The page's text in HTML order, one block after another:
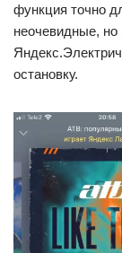
функция точно
неочевидные,
остановку.